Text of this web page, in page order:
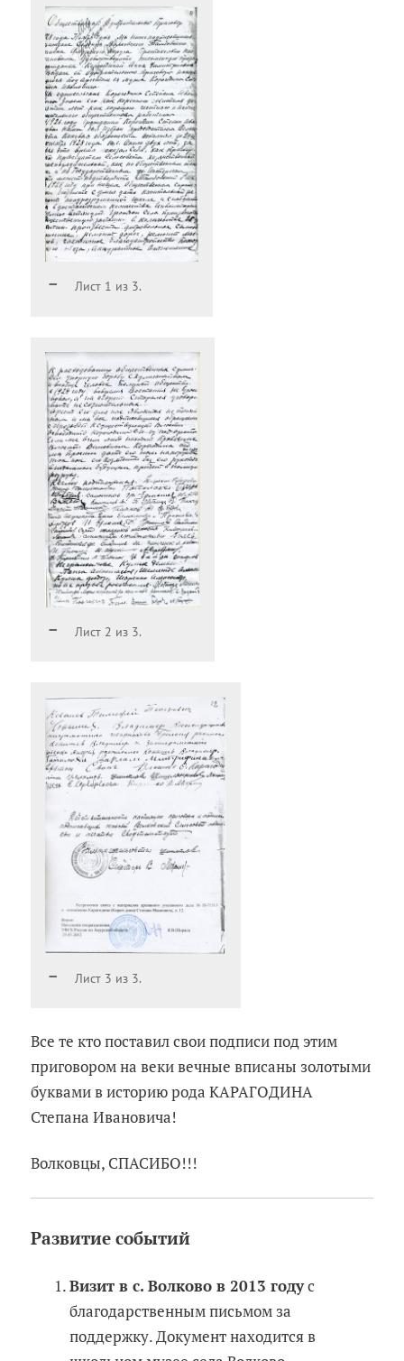
Лист 1 из 3.
Лист 2 из 3.
Лист 3 из 3.
Все те кто поставил свои подписи под этим
приговором на веки вечные вписаны золотыми
буквами в историю рода КАРАГОДИНА
Степана Ивановича!
Волковцы, СПАСИБО!!!
Развитие событий
Визит в с. Волково в 2013 годус
благодарственным письмом за
поддержку. Документ находится в